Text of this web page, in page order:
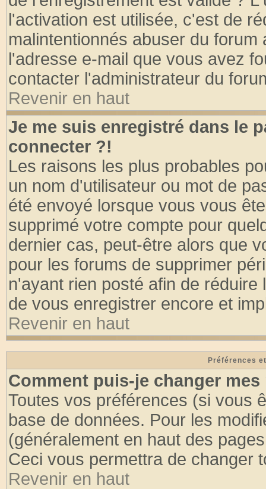
l'activation est utilisée, c'est de
malintentionnés abuser du
l'adresse e-mail que vous avez
contacter l'administrateur du
Revenir en haut
Je me suis enregistré dans le
connecter ?!
Les raisons les plus probables
un nom d'utilisateur ou mot de
été envoyé lorsque vous vous
supprimé votre compte pour
dernier cas, peut-être alors que
pour les forums de supprimer
n'ayant rien posté afin de
de vous enregistrer encore et
Revenir en haut
Préférences
Comment puis-je changer mes
Toutes vos préférences (si vous
base de données. Pour les
(généralement en haut des
Ceci vous permettra de changer
Revenir en haut